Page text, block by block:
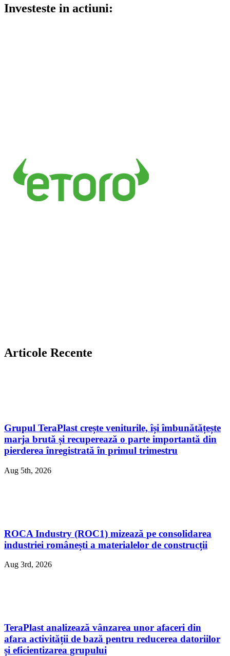
Investeste in actiuni:
Articole Recente
Grupul TeraPlast crește veniturile, își îmbunătățește
marja brută și recuperează o parte importantă din
pierderea înregistrată în primul trimestru
Aug 5th, 2026
ROCA Industry (ROC1) mizează pe consolidarea
industriei românești a materialelor de construcții
Aug 3rd, 2026
TeraPlast analizează vânzarea unor afaceri din
afara activității de bază pentru reducerea datoriilor
și eficientizarea grupului